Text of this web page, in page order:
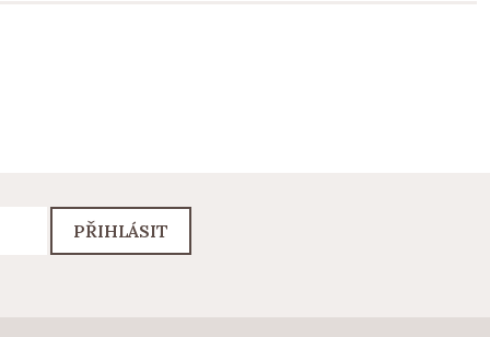
PŘIHLÁSIT